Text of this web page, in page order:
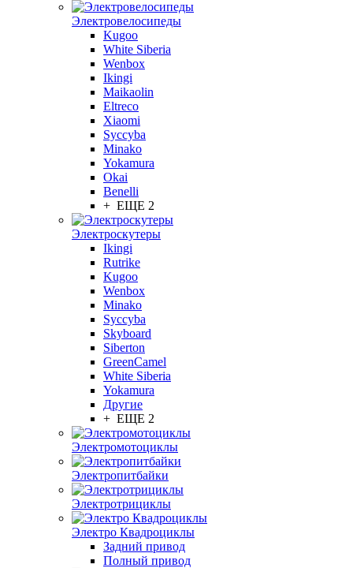
Электровелосипеды
Kugoo
White Siberia
Wenbox
Ikingi
Maikaolin
Eltreco
Xiaomi
Syccyba
Minako
Yokamura
Okai
Benelli
+ ЕЩЕ 2
Электроскутеры
Ikingi
Rutrike
Kugoo
Wenbox
Minako
Syccyba
Skyboard
Siberton
GreenCamel
White Siberia
Yokamura
Другие
+ ЕЩЕ 2
Электромотоциклы
Электропитбайки
Электротрициклы
Электро Квадроциклы
Задний привод
Полный привод